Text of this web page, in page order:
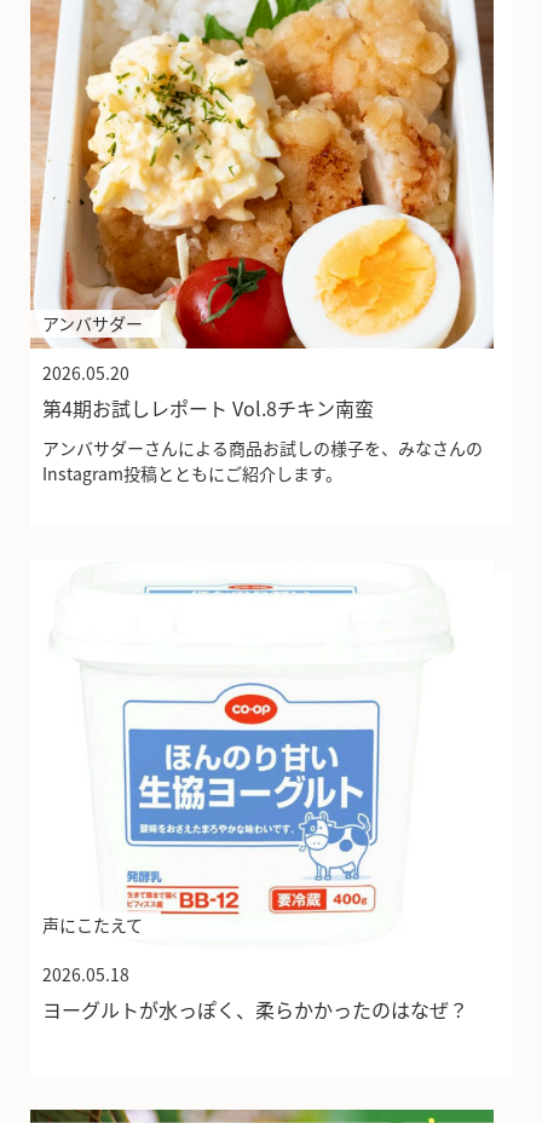
アンバサダー
2026.05.20
第4期お試しレポート Vol.8チキン南蛮
アンバサダーさんによる商品お試しの様子を、みなさんの
Instagram投稿とともにご紹介します。
声にこたえて
2026.05.18
ヨーグルトが水っぽく、柔らかかったのはなぜ？